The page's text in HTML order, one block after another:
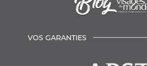
VOS GARANTIES